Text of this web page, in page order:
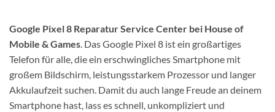
Google Pixel 8 Reparatur Service Center bei House of
Mobile & Games. Das Google Pixel 8 ist ein großartiges
Telefon für alle, die ein erschwingliches Smartphone mit
großem Bildschirm, leistungsstarkem Prozessor und langer
Akkulaufzeit suchen. Damit du auch lange Freude an deinem
Smartphone hast, lass es schnell, unkompliziert und